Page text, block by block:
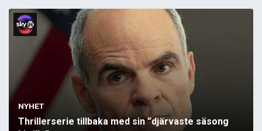
NYHET
Thrillerserie tillbaka med sin ”djärvaste säsong